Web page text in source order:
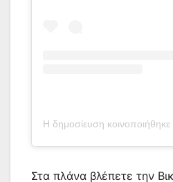
Η δημοσίευση
Στα πλάνα βλέπετε την